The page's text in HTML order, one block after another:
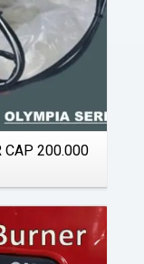
CAP 200.000